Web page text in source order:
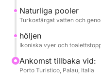
för havets
naturen som omger
landskap.
Dagstempoet är helt
upptäcka skärgårdens
Naturliga pooler
Turkosfärgat vatten och
höljen
Ikoniska vyer och
Ankomst tillbaka vid:
Porto Turistico, Palau, Italia